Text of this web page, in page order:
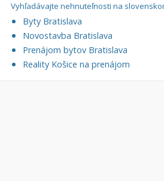
Vyhľadávajte nehnuteľnosti na
Byty Bratislava
Novostavba Bratislava
Prenájom bytov Bratislava
Reality Košice na prenájom